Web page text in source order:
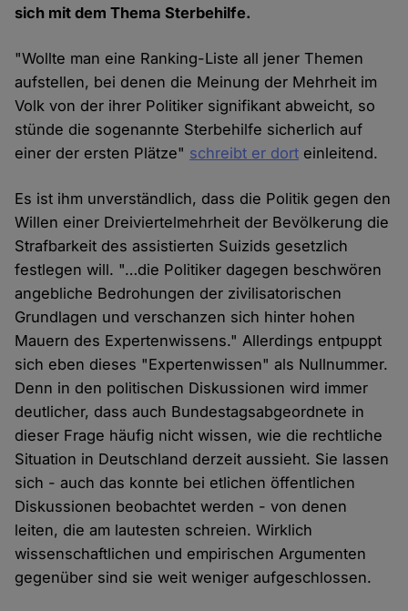
sich mit dem Thema Sterbehilfe.
"Wollte man eine Ranking-Liste all jener Themen
aufstellen, bei denen die Meinung der Mehrheit im
Volk von der ihrer Politiker signifikant abweicht, so
stünde die sogenannte Sterbehilfe sicherlich auf
einer der ersten Plätze" schreibt er dort einleitend.
Es ist ihm unverständlich, dass die Politik gegen den
Willen einer Dreiviertelmehrheit der Bevölkerung die
Strafbarkeit des assistierten Suizids gesetzlich
festlegen will. "…die Politiker dagegen beschwören
angebliche Bedrohungen der zivilisatorischen
Grundlagen und verschanzen sich hinter hohen
Mauern des Expertenwissens." Allerdings entpuppt
sich eben dieses "Expertenwissen" als Nullnummer.
Denn in den politischen Diskussionen wird immer
deutlicher, dass auch Bundestagsabgeordnete in
dieser Frage häufig nicht wissen, wie die rechtliche
Situation in Deutschland derzeit aussieht. Sie lassen
sich - auch das konnte bei etlichen öffentlichen
Diskussionen beobachtet werden - von denen
leiten, die am lautesten schreien. Wirklich
wissenschaftlichen und empirischen Argumenten
gegenüber sind sie weit weniger aufgeschlossen.